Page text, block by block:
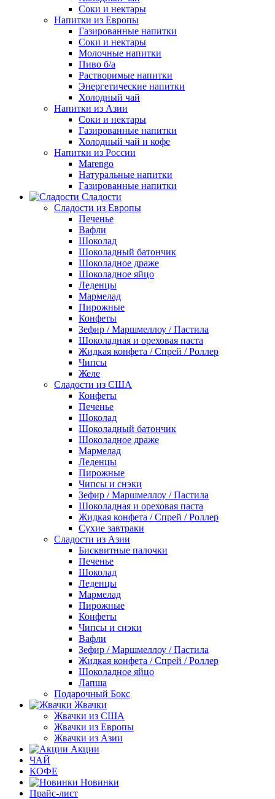
Соки и нектары
Напитки из Европы
Газированные напитки
Соки и нектары
Молочные напитки
Пиво б/а
Растворимые напитки
Энергетические напитки
Холодный чай
Напитки из Азии
Соки и нектары
Газированные напитки
Холодный чай и кофе
Напитки из России
Marengo
Натуральные напитки
Газированные напитки
Сладости
Сладости из Европы
Печенье
Вафли
Шоколад
Шоколадный батончик
Шоколадное драже
Шоколадное яйцо
Леденцы
Мармелад
Пирожные
Конфеты
Зефир / Маршмеллоу / Пастила
Шоколадная и ореховая паста
Жидкая конфета / Спрей / Роллер
Чипсы
Желе
Сладости из США
Конфеты
Печенье
Шоколад
Шоколадный батончик
Шоколадное драже
Мармелад
Леденцы
Пирожные
Чипсы и снэки
Зефир / Маршмеллоу / Пастила
Шоколадная и ореховая паста
Жидкая конфета / Спрей / Роллер
Сухие завтраки
Сладости из Азии
Бисквитные палочки
Печенье
Шоколад
Леденцы
Мармелад
Пирожные
Конфеты
Чипсы и снэки
Вафли
Зефир / Маршмеллоу / Пастила
Жидкая конфета / Спрей / Роллер
Шоколадное яйцо
Лапша
Подарочный Бокс
Жвачки
Жвачки из США
Жвачки из Европы
Жвачки из Азии
Акции
ЧАЙ
КОФЕ
Новинки
Прайс-лист